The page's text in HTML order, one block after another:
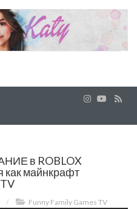
в ROBLOX
как майнкрафт
/ Funny Family Games TV